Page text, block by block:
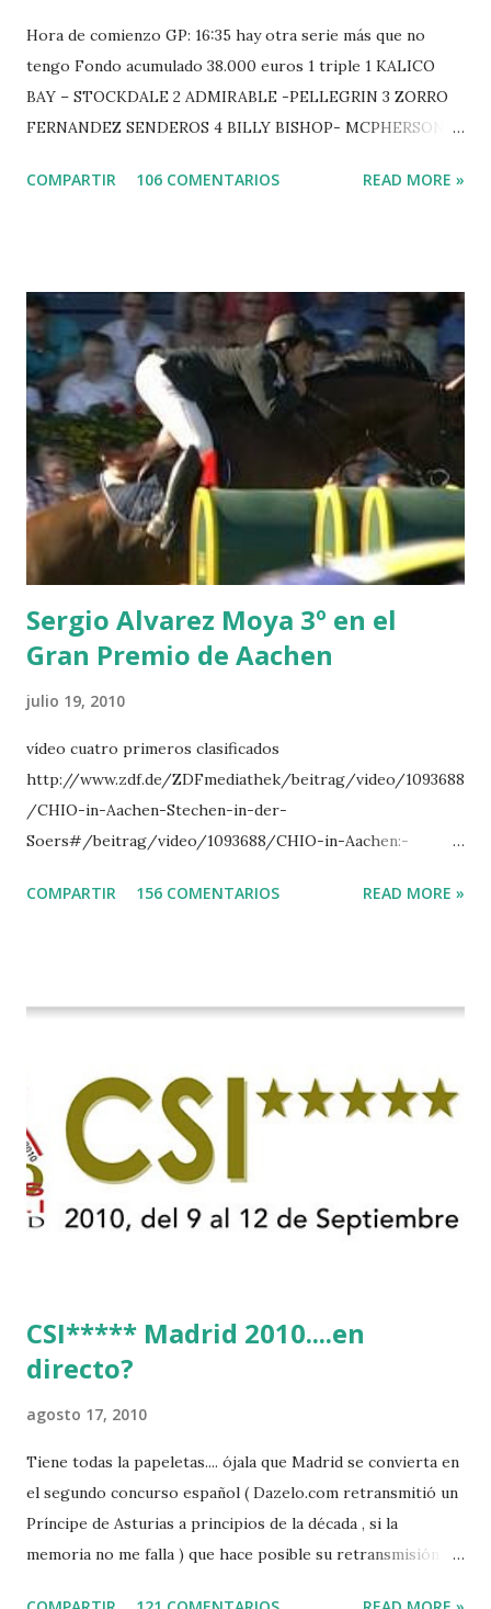
Hora de comienzo GP: 16:35 hay otra serie más que no
tengo Fondo acumulado 38.000 euros 1 triple 1 KALICO
BAY – STOCKDALE 2 ADMIRABLE -PELLEGRIN 3 ZORRO
FERNANDEZ SENDEROS 4 BILLY BISHOP- MCPHERSON 5
-EPAILLARD 7 GIG AMAI M WHITAKER 8 SILVANA DU
POWER - MILLAR 5 ARMANIE -VOORN 6 QUERLYBET
HERO -LEJAUNE 7 MO CHROI - O’BRIEN 8 CARMENA Z -
BREEN 9 JALLA DE GAVIERE -RAMZY AL DUHAMI 10
NOVEL -PHILIPPAERTS 3 triple 1 LATE NIGHT -LEVY 2 K
CLUB LADY -O’CONNOR 3 QUICK STUDY - HOUGH 4
LORENZO -AHLMANN 5 L’ESPOIR -GULLIKSEN 6
TOPINAMBOUR -LEPREVOST 7 WISCONSIN 111 -MOYA 8
INTERTOY Z - BRASH 9 HERALD –CORDON 10 SELDANA
DI CAMPALTO -SHARBATLY Vuelta Triunfal... el ganador
del Gran Premio en su vuelta de honor
COMPARTIR 106 COMENTARIOS READ MORE »
Sergio Alvarez Moya 3º en el
Gran Premio de Aachen
julio 19, 2010
vídeo cuatro primeros clasificados
http://www.zdf.de/ZDFmediathek/beitrag/video/1093688
/CHIO-in-Aachen-Stechen-in-der-
Soers#/beitrag/video/1093688/CHIO-in-Aachen:-
COMPARTIR 156 COMENTARIOS READ MORE »
CSI***** Madrid 2010....en
directo?
agosto 17, 2010
Tiene todas la papeletas.... ójala que Madrid se convierta en
el segundo concurso español ( Dazelo.com retransmitió un
Príncipe de Asturias a principios de la década , si la
memoria no me falla ) que hace posible su retransmisión via